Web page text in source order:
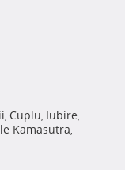
, Cuplu, Iubire,
Kamasutra,